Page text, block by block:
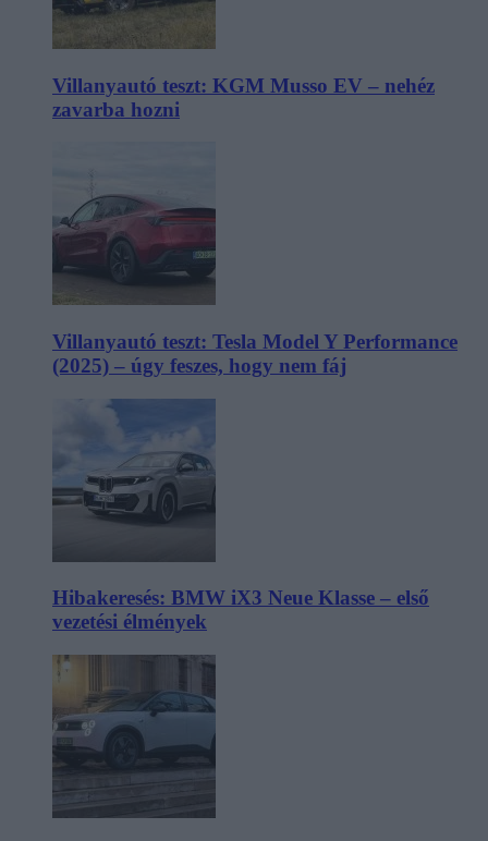
Villanyautó teszt: KGM Musso EV – nehéz
zavarba hozni
Villanyautó teszt: Tesla Model Y Performance
(2025) – úgy feszes, hogy nem fáj
Hibakeresés: BMW iX3 Neue Klasse – első
vezetési élmények